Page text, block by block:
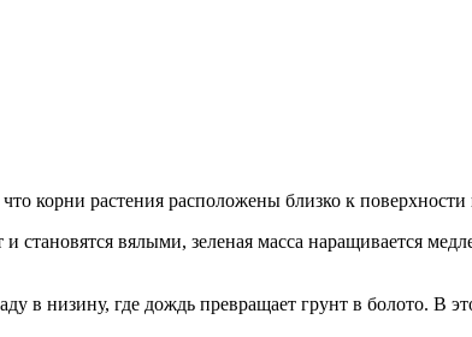
корни растения расположены близко к
вялыми, зеленая масса наращивается
в низину, где дождь превращает грунт в болото. В